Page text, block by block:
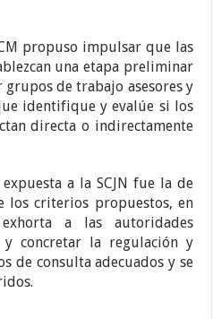
propuso impulsar que las
una etapa preliminar
de trabajo asesores y
identifique y evalúe si los
directa o indirectamente
a la SCJN fue la de
los criterios propuestos, en
a las autoridades
y concretar la regulación y
de consulta adecuados y se